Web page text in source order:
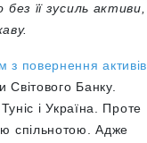
її зусиль активи,
повернення активів
Банку.
і Україна. Проте
спільнотою. Адже